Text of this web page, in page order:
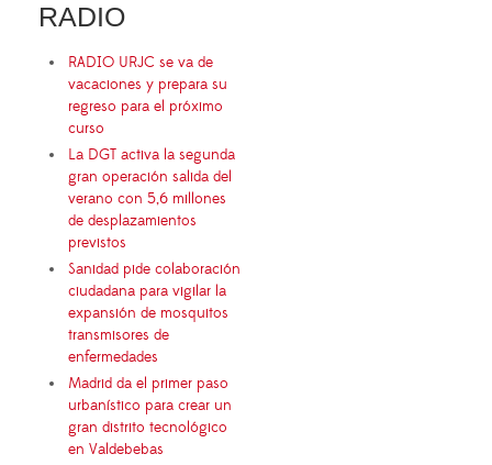
RADIO
RADIO URJC se va de
vacaciones y prepara su
regreso para el próximo
curso
La DGT activa la segunda
gran operación salida del
verano con 5,6 millones
de desplazamientos
previstos
Sanidad pide colaboración
ciudadana para vigilar la
expansión de mosquitos
transmisores de
enfermedades
Madrid da el primer paso
urbanístico para crear un
gran distrito tecnológico
en Valdebebas